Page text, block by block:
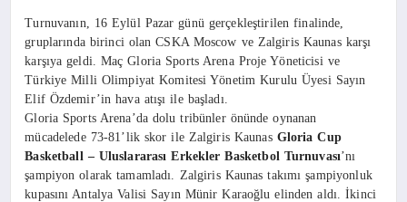
Turnuvanın, 16 Eylül Pazar günü gerçekleştirilen finalinde,
gruplarında birinci olan CSKA Moscow ve Zalgiris Kaunas karşı
karşıya geldi. Maç Gloria Sports Arena Proje Yöneticisi ve
Türkiye Milli Olimpiyat Komitesi Yönetim Kurulu Üyesi Sayın
Elif Özdemir’in hava atışı ile başladı.
Gloria Sports Arena’da dolu tribünler önünde oynanan
mücadelede 73-81’lik skor ile Zalgiris Kaunas Gloria Cup
Basketball – Uluslararası Erkekler Basketbol Turnuvası’nı
şampiyon olarak tamamladı. Zalgiris Kaunas takımı şampiyonluk
kupasını Antalya Valisi Sayın Münir Karaoğlu elinden aldı. İkinci